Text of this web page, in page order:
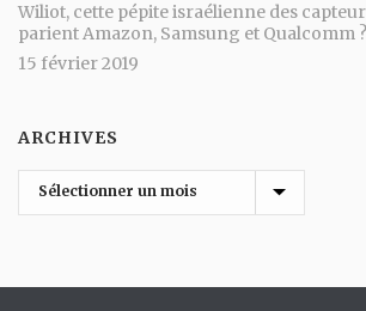
Wiliot, cette pépite israélienne des
parient Amazon, Samsung et Qualcomm ?
15 février 2019
ARCHIVES
Archives